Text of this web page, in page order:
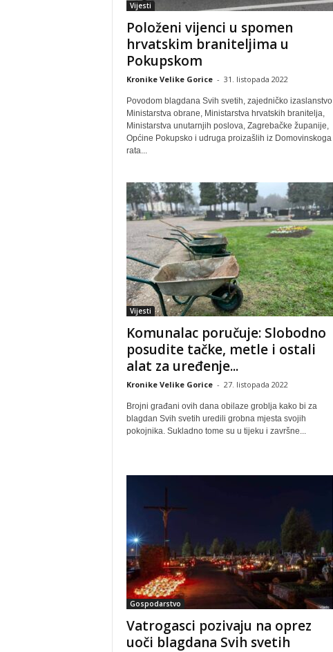
Vijesti
Položeni vijenci u spomen
hrvatskim braniteljima u
Pokupskom
Kronike Velike Gorice - 31. listopada 2022
Povodom blagdana Svih svetih, zajedničko izaslanstvo
Ministarstva obrane, Ministarstva hrvatskih branitelja,
Ministarstva unutarnjih poslova, Zagrebačke županije,
Općine Pokupsko i udruga proizašlih iz Domovinskoga
rata...
Vijesti
Komunalac poručuje: Slobodno
posudite tačke, metle i ostali
alat za uređenje...
Kronike Velike Gorice - 27. listopada 2022
Brojni građani ovih dana obilaze groblja kako bi za
blagdan Svih svetih uredili grobna mjesta svojih
pokojnika. Sukladno tome su u tijeku i završne...
Gospodarstvo
Vatrogasci pozivaju na oprez
uoči blagdana Svih svetih